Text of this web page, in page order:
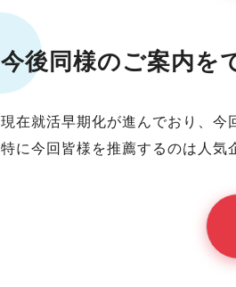
今後同様のご案内を
現在就活早期化が進んでおり、今
特に今回 皆様 を推薦するのは人気